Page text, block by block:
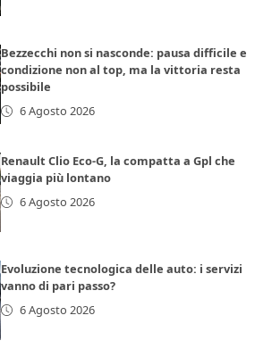
Bezzecchi non si nasconde: pausa difficile e
condizione non al top, ma la vittoria resta
possibile
6 Agosto 2026
Renault Clio Eco-G, la compatta a Gpl che
viaggia più lontano
6 Agosto 2026
Evoluzione tecnologica delle auto: i servizi
vanno di pari passo?
6 Agosto 2026